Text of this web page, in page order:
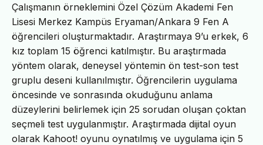
Çalışmanın örneklemini Özel Çözüm Akademi Fen
Lisesi Merkez Kampüs Eryaman/Ankara 9 Fen A
öğrencileri oluşturmaktadır. Araştırmaya 9’u erkek, 6
kız toplam 15 öğrenci katılmıştır. Bu araştırmada
yöntem olarak, deneysel yöntemin ön test-son test
gruplu deseni kullanılmıştır. Öğrencilerin uygulama
öncesinde ve sonrasında okuduğunu anlama
düzeylerini belirlemek için 25 sorudan oluşan çoktan
seçmeli test uygulanmıştır. Araştırmada dijital oyun
olarak Kahoot! oyunu oynatılmış ve uygulama için 5